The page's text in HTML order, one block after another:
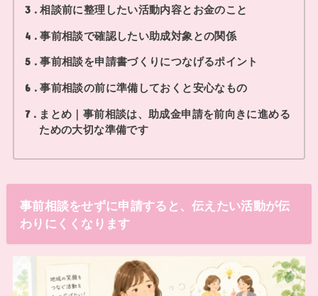
3 相談前に整理したい活動内容とお金のこと
4 事前相談で確認したい助成対象との関係
5 事前相談を申請書づくりにつなげるポイント
6 事前相談の前に準備しておくと安心なもの
7
まとめ｜事前相談は、助成金申請を前向きに進める
ための大切な準備です
事前相談をせずに申請すると、伝えたい活動が伝
わりにくくなります